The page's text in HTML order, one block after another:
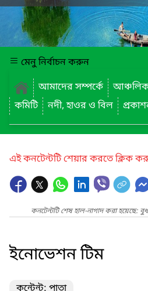
মেনু নির্বাচন করুন
আমাদের সম্পর্কে
কমিটি
নদী, হাওর ও বিল
এই কনটেন্টটি শেয়ার করতে ক্লিক
কনটেন্টটি শেষ হাল-নাগাদ করা হয়েছে:
ইনোভেশন টিম